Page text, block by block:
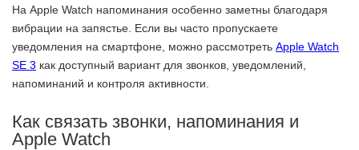
На Apple Watch напоминания особенно заметны благодаря
вибрации на запястье. Если вы часто пропускаете
уведомления на смартфоне, можно рассмотреть Apple Watch
SE 3 как доступный вариант для звонков, уведомлений,
напоминаний и контроля активности.
Как связать звонки, напоминания и
Apple Watch